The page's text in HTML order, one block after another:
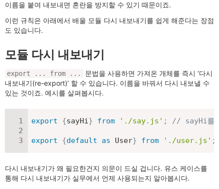
이름을 붙여 내보내면 혼란을 방지할 수 있기 때문이죠.
이런 규칙은 아래에서 배울 모듈 다시 내보내기를 쉽게 해준다는 장점
도 있습니다.
모듈 다시 내보내기
export ... from ...
문법을 사용하면 가져온 개체를 즉시 ‘다시
내보내기(re-export)’ 할 수 있습니다. 이름을 바꿔서 다시 내보낼 수
있는 것이죠. 예시를 살펴봅시다.
export {sayHi} from './say.js' ; // sayHi를
export {default as User} from './user.js' ;
다시 내보내기가 왜 필요한건지 의문이 드실 겁니다. 유스 케이스를
통해 다시 내보내기가 실무에서 언제 사용되는지 알아봅시다.